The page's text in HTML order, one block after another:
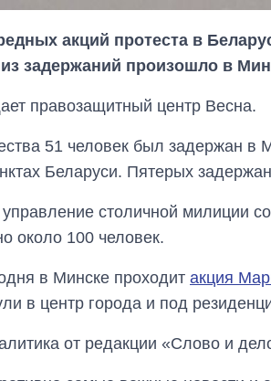
акций протеста в
задержаний произошло в
правозащитный центр Весна.
51 человек был задержан в
Беларуси. Пятерых
столичной милиции
около 100 человек.
в Минске проходит акция
в центр города и под
от редакции «Слово и